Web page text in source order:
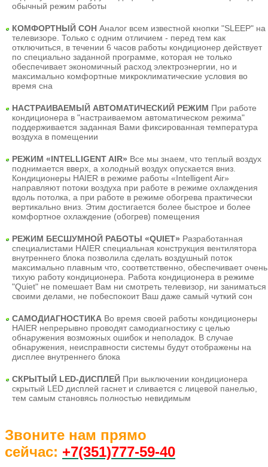
обычный режим работы
КОМФОРТНЫЙ СОН Аналог всем известной кнопки "SLEEP" на
телевизоре. Только с одним отличием - перед тем как
отключиться, в течении 6 часов работы кондиционер действует
по специально заданной программе, которая не только
обеспечивает экономичный расход электроэнергии, но и
максимально комфортные микроклиматические условия во
время сна
НАСТРАИВАЕМЫЙ АВТОМАТИЧЕСКИЙ РЕЖИМ При работе
кондиционера в "настраиваемом автоматическом режима"
поддерживается заданная Вами фиксированная температура
воздуха в помещении
РЕЖИМ «INTELLIGENT AIR» Все мы знаем, что теплый воздух
поднимается вверх, а холодный воздух опускается вниз.
Кондиционеры HAIER в режиме работы «Intelligent Air»
направляют потоки воздуха при работе в режиме охлаждения
вдоль потолка, а при работе в режиме обогрева практически
вертикально вниз. Этим достигается более быстрое и более
комфортное охлаждение (обогрев) помещения
РЕЖИМ БЕСШУМНОЙ РАБОТЫ «QUIET» Разработанная
специалистами HAIER специальная конструкция вентилятора
внутреннего блока позволила сделать воздушный поток
максимально плавным что, соответственно, обеспечивает очень
тихую работу кондиционера. Работа кондиционера в режиме
"Quiet" не помешает Вам ни смотреть телевизор, ни заниматься
своими делами, не побеспокоит Ваш даже самый чуткий сон
САМОДИАГНОСТИКА Во время своей работы кондиционеры
HAIER непрерывно проводят самодиагностику с целью
обнаружения возможных ошибок и неполадок. В случае
обнаружения, неисправности системы будут отображены на
дисплее внутреннего блока
СКРЫТЫЙ LED-ДИСПЛЕЙ При выключении кондиционера
скрытый LED дисплей гаснет и сливается с лицевой панелью,
тем самым становясь полностью невидимым
Звоните нам прямо
сейчас: +7(351)777-59-40